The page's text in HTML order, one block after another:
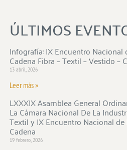
ÚLTIMOS
Infografía: IX Encuentro Nacional
Cadena Fibra – Textil – Vestido –
13 abril, 2026
Leer más »
LXXXIX Asamblea General
La Cámara Nacional De La
Textil y IX Encuentro Nacional de
Cadena
19 febrero, 2026